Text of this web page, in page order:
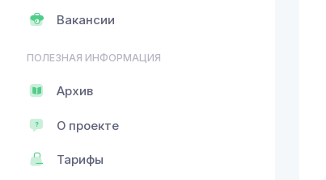
Вакансии
ПОЛЕЗНАЯ ИНФОРМАЦИЯ
Архив
О проекте
Тарифы